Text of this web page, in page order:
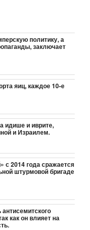
политику, а
заключает
яиц, каждое 10-е
идише и иврите,
и Израилем.
с 2014 года сражается
штурмовой бригаде
как он влияет на